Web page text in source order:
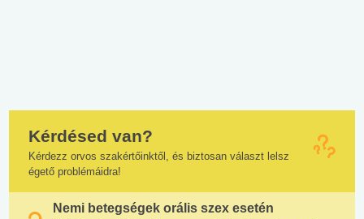
Kérdésed van?
Kérdezz orvos szakértőinktől, és biztosan választ lelsz
égető problémáidra!
Nemi betegségek orális szex esetén